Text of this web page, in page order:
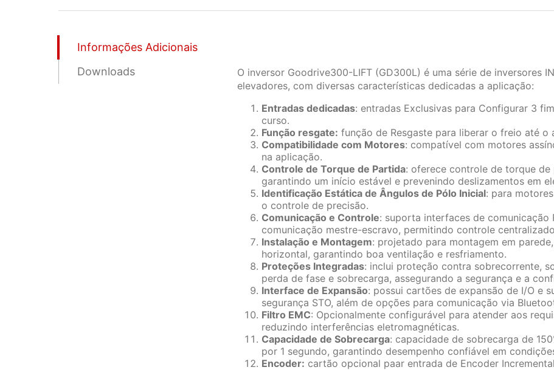
Informações Adicionais
Downloads
O inversor Goodrive300-LIFT (GD300L) é uma série de inversores
elevadores, com diversas características dedicadas a aplicação:
Entradas dedicadas: entradas Exclusivas para Configurar 3
curso.
Função resgate: função de Resgaste para liberar o freio até o
Compatibilidade com Motores: compatível com motores
na aplicação.
Controle de Torque de Partida: oferece controle de torque de
garantindo um início estável e prevenindo deslizamentos em
Identificação Estática de Ângulos de Pólo Inicial: para
o controle de precisão.
Comunicação e Controle: suporta interfaces de comunicação
comunicação mestre-escravo, permitindo controle
Instalação e Montagem: projetado para montagem em
horizontal, garantindo boa ventilação e resfriamento.
Proteções Integradas: inclui proteção contra sobrecorrente,
perda de fase e sobrecarga, assegurando a segurança e a
Interface de Expansão: possui cartões de expansão de I/O e
segurança STO, além de opções para comunicação via
Filtro EMC: Opcionalmente configurável para atender aos
reduzindo interferências eletromagnéticas.
Capacidade de Sobrecarga: capacidade de sobrecarga de
por 1 segundo, garantindo desempenho confiável em
Encoder: cartão opcional paar entrada de Encoder